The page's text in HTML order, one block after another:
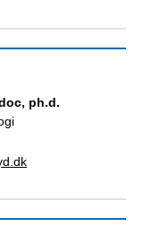
ph.d.